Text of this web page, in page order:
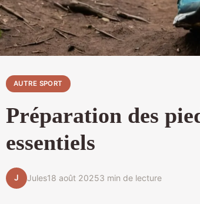
AUTRE SPORT
Préparation des
essentiels
J Jules18 août 20253 min de lecture